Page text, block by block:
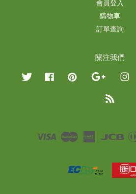
會員登入
購物車
訂單查詢
關注我們
Twitter Facebook Pinterest Google
Visa Master
American
JCB